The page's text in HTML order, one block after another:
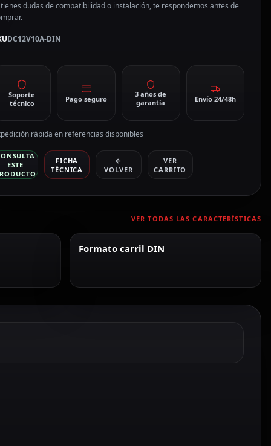
dudas de compatibilidad o instalación, te respondemos antes de
DC12V10A-DIN
Soporte
técnico
Pago seguro
3 años de
garantía
Envío 24/48h
rápida en referencias disponibles
ESTE
FICHA
TÉCNICA
←
VOLVER
VER
CARRITO
VER TODAS LAS CARACTERÍSTICAS
Formato carril DIN